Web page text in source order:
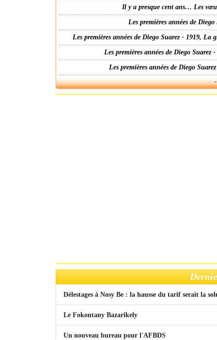
Il y a presque cent ans… Les
Les premières années de
Les premières années de Diego Suarez - 1919,
Les premières années de Diego
Les premières années de Diego
Délestages à Nosy Be : la hausse du tarif serait la
Le Fokontany Bazarikely
Un nouveau bureau pour l'AFBDS